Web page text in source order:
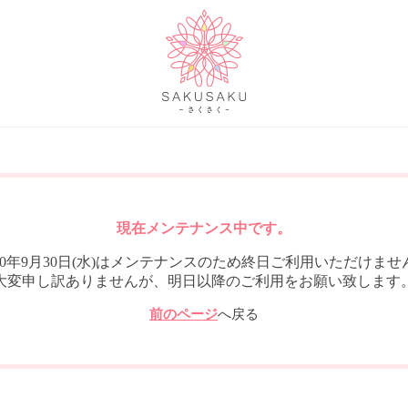
現在メンテナンス中です。
年9月30日(水)はメンテナンスのため終日ご利用いただけませ
変申し訳ありませんが、明日以降のご利用をお願い致します
前のページへ戻る